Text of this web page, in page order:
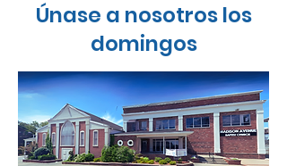
Únase a nosotros los
domingos